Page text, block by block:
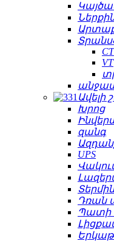
CT
VT
Խրոց
զանգ
UPS
Դռան
Պատի